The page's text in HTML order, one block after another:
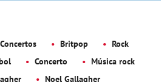
Concertos Britpop
Rock
Concerto
Música rock
Noel Gallagher